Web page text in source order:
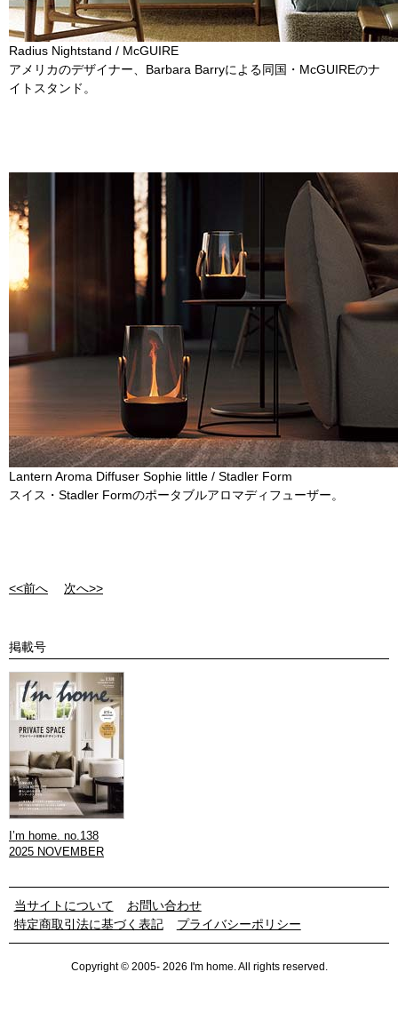
Radius Nightstand / McGUIRE
アメリカのデザイナー、Barbara Barryによる同国・McGUIREのナ
イトスタンド。
Lantern Aroma Diffuser Sophie little / Stadler Form
スイス・Stadler Formのポータブルアロマディフューザー。
<<前へ 次へ>>
掲載号
I’m home. no.138
2025 NOVEMBER
当サイトについて
お問い合わせ
特定商取引法に基づく表記
プライバシーポリシー
Copyright © 2005- 2026 I'm home. All rights reserved.